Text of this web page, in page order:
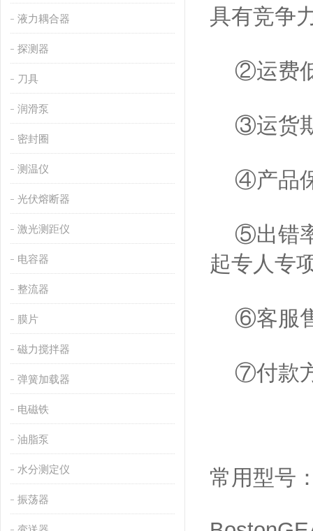
液力耦合器
探测器
刀具
润滑泵
密封圈
测温仪
光伏熔断器
激光测距仪
电容器
整流器
膜片
磁力搅拌器
弹簧加载器
电磁铁
油脂泵
水分测定仪
振荡器
具有竞争
②运费低
③运货期
④产品
⑤出错率
起专人专
⑥客服售
⑦付款
常用型号